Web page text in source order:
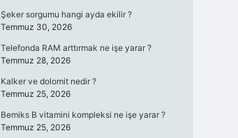
Şeker sorgumu hangi ayda ekilir ?
Temmuz 30, 2026
Telefonda RAM arttırmak ne işe yarar ?
Temmuz 28, 2026
Kalker ve dolomit nedir ?
Temmuz 25, 2026
Bemiks B vitamini kompleksi ne işe yarar ?
Temmuz 25, 2026